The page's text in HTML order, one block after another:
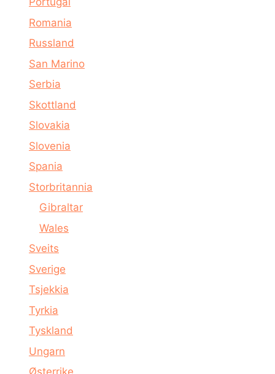
Romania
Russland
San Marino
Serbia
Skottland
Slovakia
Slovenia
Spania
Storbritannia
Gibraltar
Wales
Sveits
Sverige
Tsjekkia
Tyrkia
Tyskland
Ungarn
Østerrike